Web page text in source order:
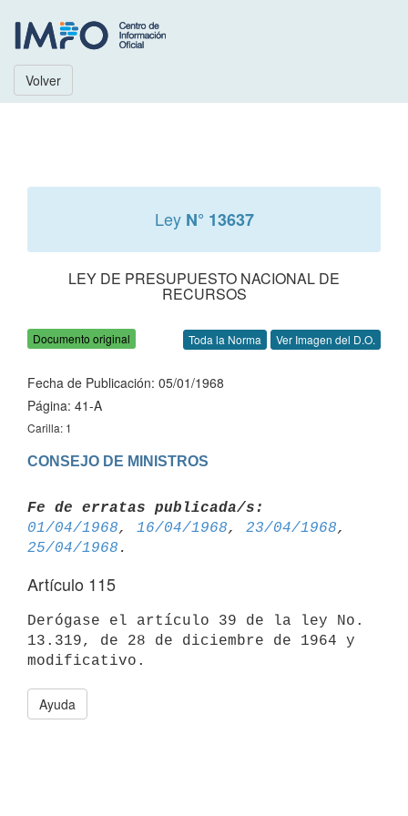
Volver
Ley N° 13637
LEY DE PRESUPUESTO NACIONAL DE
RECURSOS
Documento original Toda la Norma Ver Imagen del D.O.
Fecha de Publicación: 05/01/1968
Página: 41-A
Carilla: 1
CONSEJO DE MINISTROS
Fe de erratas publicada/s:
01/04/1968, 16/04/1968, 23/04/1968
25/04/1968
Artículo 115
Derógase el artículo 39 de la ley No.
13.319, de 28 de diciembre de 1964 y
Ayuda